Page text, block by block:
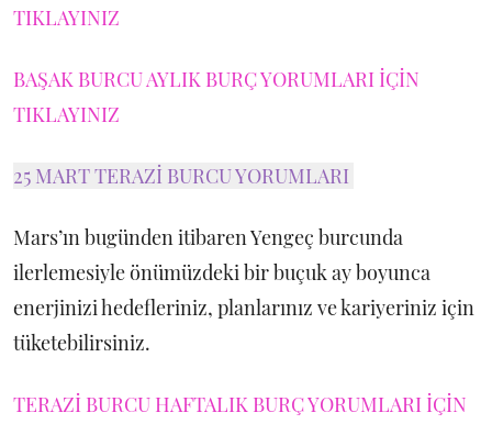
TIKLAYINIZ
BAŞAK BURCU AYLIK BURÇ YORUMLARI İÇİN
TIKLAYINIZ
25 MART TERAZİ BURCU YORUMLARI
Mars’ın bugünden itibaren Yengeç burcunda
ilerlemesiyle önümüzdeki bir buçuk ay boyunca
enerjinizi hedefleriniz, planlarınız ve kariyeriniz için
tüketebilirsiniz.
TERAZİ BURCU HAFTALIK BURÇ YORUMLARI İÇİN